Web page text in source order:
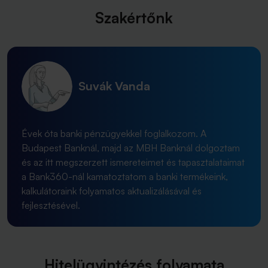
Szakértőnk
Suvák Vanda
Évek óta banki pénzügyekkel foglalkozom. A
Budapest Banknál, majd az MBH Banknál dolgoztam
és az itt megszerzett ismereteimet és tapasztalataimat
a Bank360-nál kamatoztatom a banki termékeink,
kalkulátoraink folyamatos aktualizálásával és
fejlesztésével.